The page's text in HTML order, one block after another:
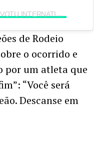
Um post compartilhado por VOTU INTERNATIONAL RODEO (@votuinternationalrodeo)
de Rodeio
o ocorrido e
por um atleta que
“Você será
Descanse em